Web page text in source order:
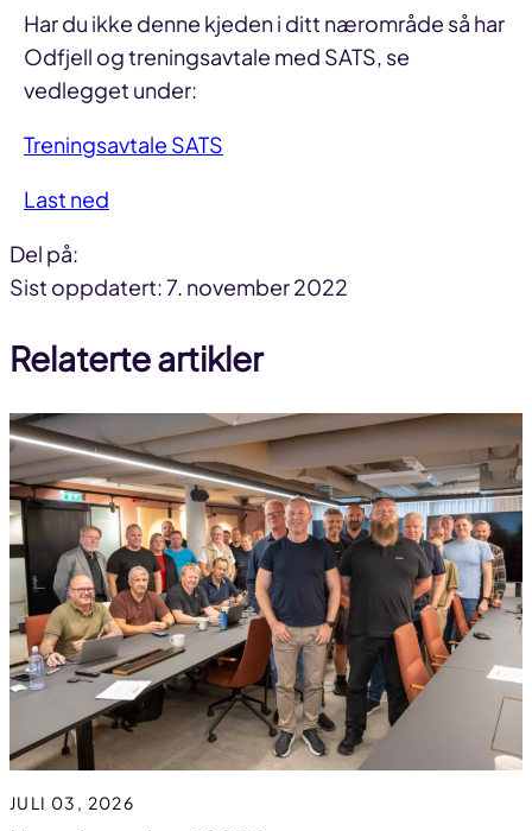
Har du ikke denne kjeden i ditt nærområde så har
Odfjell og treningsavtale med SATS, se
vedlegget under:
Treningsavtale SATS
Last ned
Del på:
Del
facebook
Del
linkedin
Del
Sist oppdatert: 7. november 2022
Relaterte artikler
JULI 03, 2026